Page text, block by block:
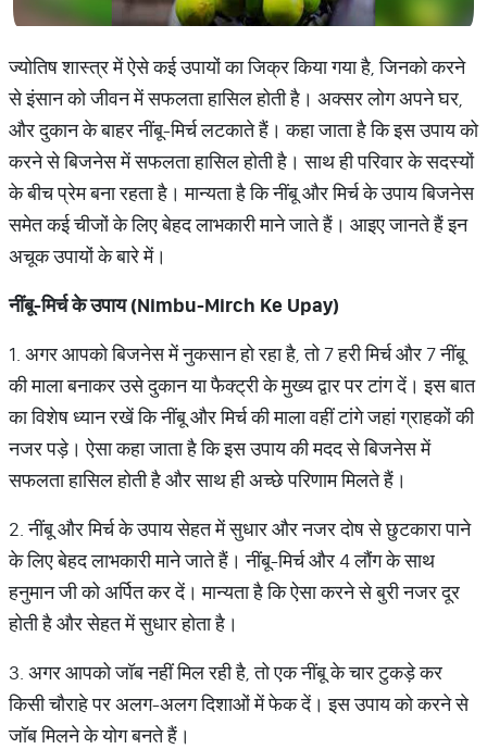
ज्योतिष शास्त्र में ऐसे कई उपायों का जिक्र किया गया है, जिनको करने
से इंसान को जीवन में सफलता हासिल होती है। अक्सर लोग अपने घर,
और दुकान के बाहर नींबू-मिर्च लटकाते हैं। कहा जाता है कि इस उपाय को
करने से बिजनेस में सफलता हासिल होती है। साथ ही परिवार के सदस्यों
के बीच प्रेम बना रहता है। मान्यता है कि नींबू और मिर्च के उपाय बिजनेस
समेत कई चीजों के लिए बेहद लाभकारी माने जाते हैं। आइए जानते हैं इन
अचूक उपायों के बारे में।
नींबू-मिर्चकेउपाय(Nimbu-Mirch Ke Upay)
1. अगर आपको बिजनेस में नुकसान हो रहा है, तो 7 हरी मिर्च और 7 नींबू
की माला बनाकर उसे दुकान या फैक्ट्री के मुख्य द्वार पर टांग दें। इस बात
का विशेष ध्यान रखें कि नींबू और मिर्च की माला वहीं टांगे जहां ग्राहकों की
नजर पड़े। ऐसा कहा जाता है कि इस उपाय की मदद से बिजनेस में
सफलता हासिल होती है और साथ ही अच्छे परिणाम मिलते हैं।
2. नींबू और मिर्च के उपाय सेहत में सुधार और नजर दोष से छुटकारा पाने
के लिए बेहद लाभकारी माने जाते हैं। नींबू-मिर्च और 4 लौंग के साथ
हनुमान जी को अर्पित कर दें। मान्यता है कि ऐसा करने से बुरी नजर दूर
होती है और सेहत में सुधार होता है।
3. अगर आपको जॉब नहीं मिल रही है, तो एक नींबू के चार टुकड़े कर
किसी चौराहे पर अलग-अलग दिशाओं में फेक दें। इस उपाय को करने से
जॉब मिलने के योग बनते हैं।